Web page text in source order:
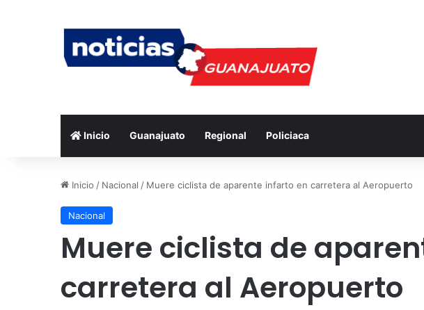
Inicio Guanajuato Regional Policiaca
Inicio / Nacional / Muere ciclista de aparente infarto en carretera al Aeropuerto
Nacional
Muere ciclista de
carretera al Aeropuerto